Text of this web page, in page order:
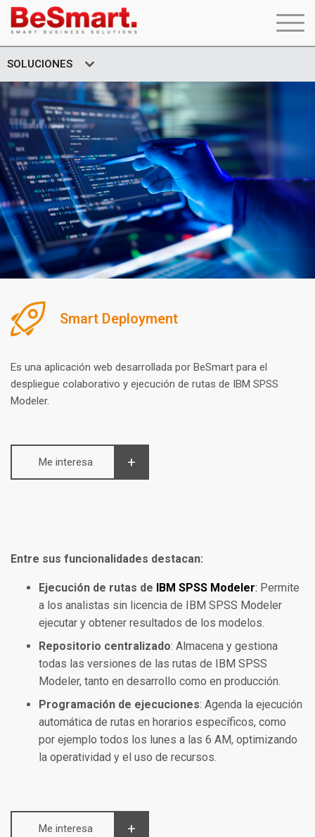
SOLUCIONES
Smart Deployment
Es una aplicación web desarrollada por BeSmart para el
despliegue colaborativo y ejecución de rutas de IBM SPSS
Modeler.
Me interesa
Entre sus funcionalidades destacan:
Ejecución de rutas de IBM SPSS Modeler: Permite
a los analistas sin licencia de IBM SPSS Modeler
ejecutar y obtener resultados de los modelos.
Repositorio centralizado: Almacena y gestiona
todas las versiones de las rutas de IBM SPSS
Modeler, tanto en desarrollo como en producción.
Programación de ejecuciones: Agenda la ejecución
automática de rutas en horarios específicos, como
por ejemplo todos los lunes a las 6 AM, optimizando
la operatividad y el uso de recursos.
Me interesa